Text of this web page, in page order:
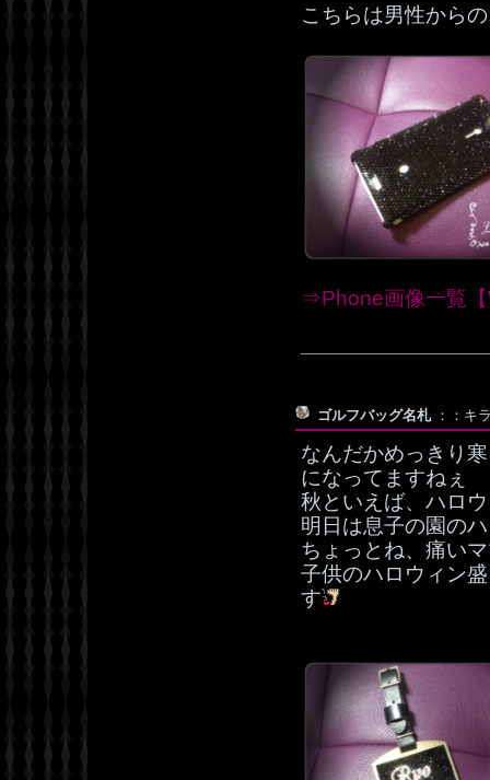
こちらは男性から
⇒Phone画像一覧
ゴルフバッグ名札 ：：キ
なんだかめっきり
になってますねぇ
秋といえば、ハロ
明日は息子の園の
ちょっとね、痛い
子供のハロウィン
す